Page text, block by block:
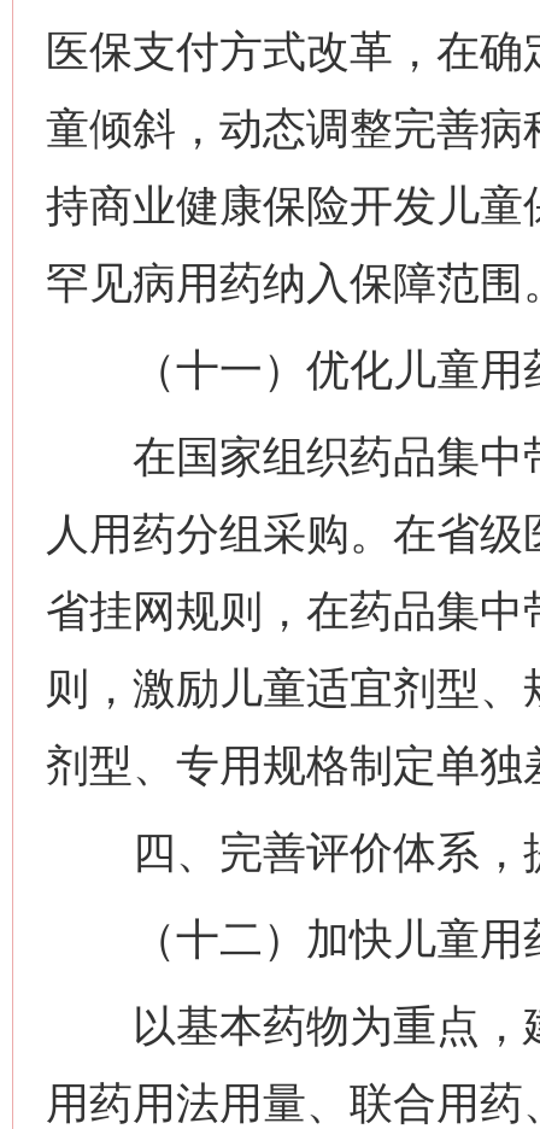
医保支付方式改革，在
童倾斜，动态调整完善
持商业健康保险开发儿
罕见病用药纳入保障范围
（十一）优化儿童用
在国家组织药品集中
人用药分组采购。在省
省挂网规则，在药品集
则，激励儿童适宜剂型
剂型、专用规格制定单独
四、完善评价体系，
（十二）加快儿童用
以基本药物为重点，
用药用法用量、联合用